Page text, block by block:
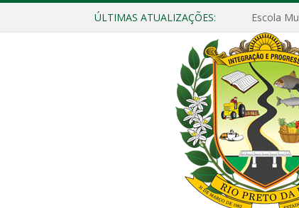
ÚLTIMAS ATUALIZAÇÕES: